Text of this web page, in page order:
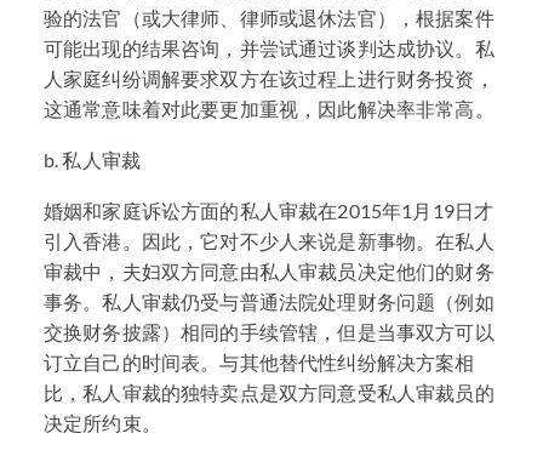
验的法官（或大律师、律师或退休法官），根据案件
可能出现的结果咨询，并尝试通过谈判达成协议。私
人家庭纠纷调解要求双方在该过程上进行财务投资，
这通常意味着对此要更加重视，因此解决率非常高。
b. 私人审裁
婚姻和家庭诉讼方面的私人审裁在2015年1月19日才
引入香港。因此，它对不少人来说是新事物。在私人
审裁中，夫妇双方同意由私人审裁员决定他们的财务
事务。私人审裁仍受与普通法院处理财务问题（例如
交换财务披露）相同的手续管辖，但是当事双方可以
订立自己的时间表。与其他替代性纠纷解决方案相
比，私人审裁的独特卖点是双方同意受私人审裁员的
决定所约束。